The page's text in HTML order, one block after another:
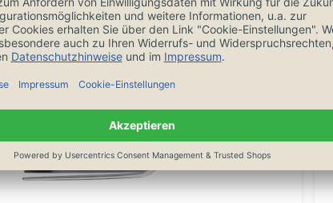
Auf Lager, 1-3 Tage, versandkostenfrei ab 20€